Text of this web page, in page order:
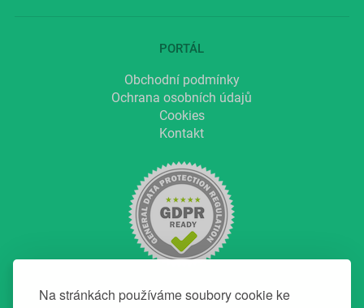
Na stránkách používáme soubory cookie ke
PORTÁL
Obchodní podmínky
Ochrana osobních údajů
Cookies
Kontakt